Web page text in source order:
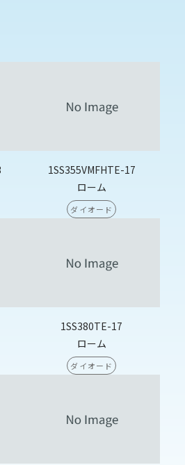
1SS355VMFHTE-17
ローム
ダイオード
1SS380TE-17
ローム
ダイオード